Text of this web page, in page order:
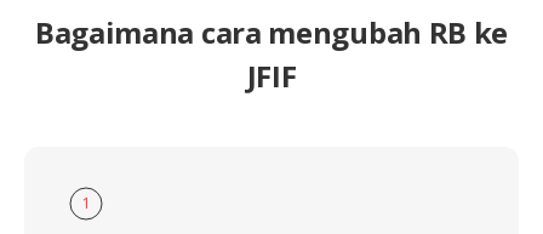
Bagaimana cara mengubah RB ke
JFIF
1